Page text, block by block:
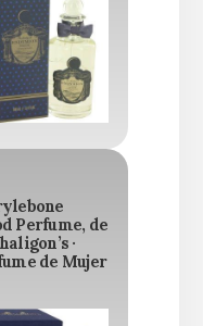
Perfume, de
·
de Mujer